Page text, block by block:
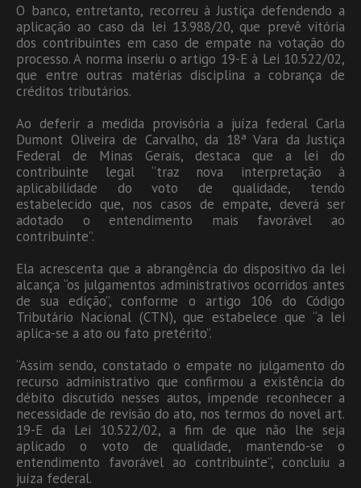
O banco, entretanto, recorreu à Justiça defendendo a
aplicação ao caso da lei 13.988/20, que prevê vitória
dos contribuintes em caso de empate na votação do
processo. A norma inseriu o artigo 19-E à Lei 10.522/02,
que entre outras matérias disciplina a cobrança de
créditos tributários.
Ao deferir a medida provisória a juíza federal Carla
Dumont Oliveira de Carvalho, da 18ª Vara da Justiça
Federal de Minas Gerais, destaca que a lei do
contribuinte legal “traz nova interpretação à
aplicabilidade do voto de qualidade, tendo
estabelecido que, nos casos de empate, deverá ser
adotado o entendimento mais favorável ao
contribuinte”.
Ela acrescenta que a abrangência do dispositivo da lei
alcança “os julgamentos administrativos ocorridos antes
de sua edição”, conforme o artigo 106 do Código
Tributário Nacional (CTN), que estabelece que “a lei
aplica-se a ato ou fato pretérito”.
“Assim sendo, constatado o empate no julgamento do
recurso administrativo que confirmou a existência do
débito discutido nesses autos, impende reconhecer a
necessidade de revisão do ato, nos termos do novel art.
19-E da Lei 10.522/02, a fim de que não lhe seja
aplicado o voto de qualidade, mantendo-se o
entendimento favorável ao contribuinte”, concluiu a
juíza federal.